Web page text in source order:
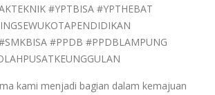
#YPTBISA #YPTHEBAT
#PPDB #PPDBLAMPUNG
kami menjadi bagian dalam kemajuan